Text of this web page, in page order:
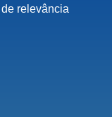
relevância